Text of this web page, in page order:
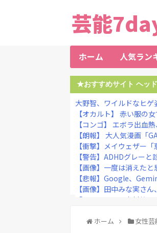
芸能
ホーム 人気ラン
★おすすめサイト ヘッ
大野智、ワイルドなヒゲ
【オカルト】 赤い服の
【コンゴ】 エボラ出血
【朗報】 大人気漫画「
【衝撃】メイウェザー
【警告】ADHDグレー
【画像】一度は消えた
【悲報】Google、
【画像】田中みな実さ
「キム兄」こと木村祐
【熊本地震】ヒカキン
ホーム 女性芸